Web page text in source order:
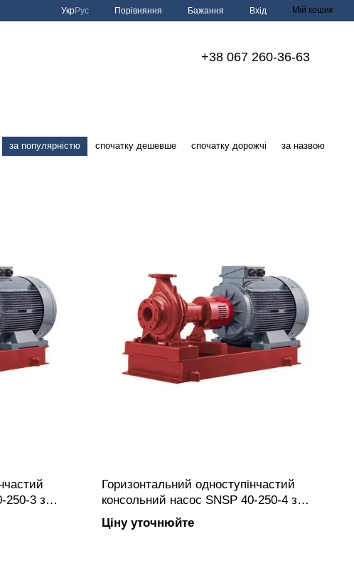
УкрРус Порівняння Бажання Вхід Мій кошик
+38 067 260-36-63
за популярністю спочатку дешевше спочатку дорожчі за назвою
250-3 з
фланцевим
з чавуну.
Горизонтальний одноступінчастий
консольний насос SNSP 40-250-4 з
закритим робочим колесом, фланцевим
підключенням, виготовлений з чавуну.
Ціну уточнюйте